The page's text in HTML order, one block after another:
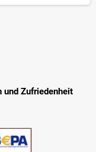
und Zufriedenheit